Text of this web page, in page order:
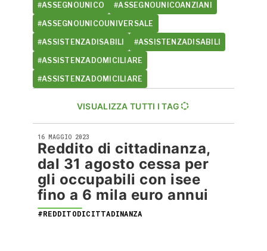
#ASSEGNOUNICO #ASSEGNOUNICOANZIANI
#ASSEGNOUNICOUNIVERSALE
#ASSISTENZADISABILI #ASSISTENZADISABILI
#ASSISTENZADOMICILIARE
#ASSISTENZADOMICILIARE
VISUALIZZA TUTTI I TAG
16 MAGGIO 2023
Reddito di cittadinanza,
dal 31 agosto cessa per
gli occupabili con isee
fino a 6 mila euro annui
#REDDITODICITTADINANZA